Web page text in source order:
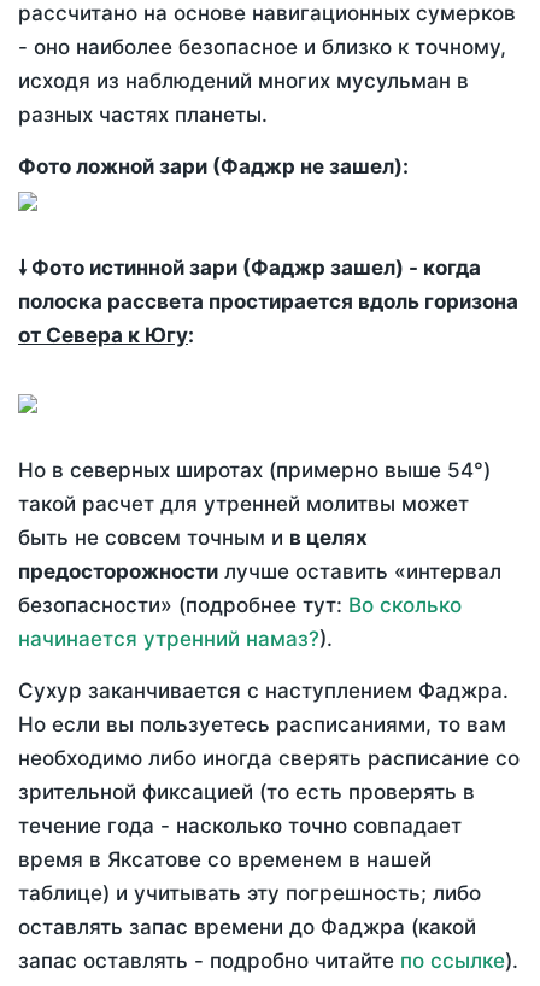
рассчитано на основе навигационных сумерков
- оно наиболее безопасное и близко к точному,
исходя из наблюдений многих мусульман в
разных частях планеты.
Фото ложной зари (Фаджр не зашел):
🠗 Фото истинной зари (Фаджр зашел) - когда
полоска рассвета простирается вдоль горизона
от Севера к Югу:
Но в северных широтах (примерно выше 54°)
такой расчет для утренней молитвы может
быть не совсем точным и в целях
предосторожности лучше оставить «интервал
безопасности» (подробнее тут: Во сколько
начинается утренний намаз?).
Сухур заканчивается с наступлением Фаджра.
Но если вы пользуетесь расписаниями, то вам
необходимо либо иногда сверять расписание со
зрительной фиксацией (то есть проверять в
течение года - насколько точно совпадает
время в Яксатове со временем в нашей
таблице) и учитывать эту погрешность; либо
оставлять запас времени до Фаджра (какой
запас оставлять - подробно читайте по ссылке).